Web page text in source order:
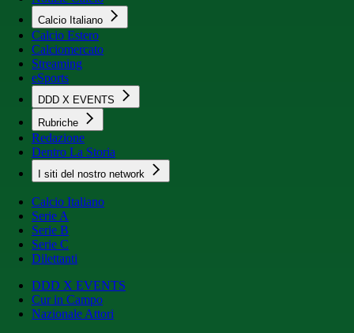
Calcio Italiano
Calcio Estero
Calciomercato
Streaming
eSports
DDD X EVENTS
Rubriche
Redazione
Dentro La Storia
I siti del nostro network
Calcio Italiano
Serie A
Serie B
Serie C
Dilettanti
DDD X EVENTS
Cur in Campo
Nazionale Attori